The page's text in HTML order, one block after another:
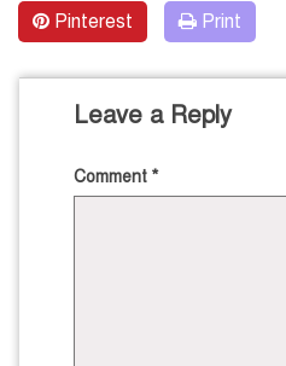
Pinterest Print
Leave a Reply
Comment *